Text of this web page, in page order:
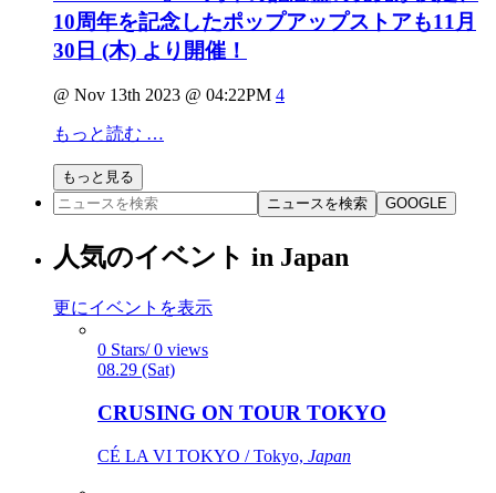
10周年を記念したポップアップストアも11月
30日 (木) より開催！
@ Nov 13th 2023 @ 04:22PM 4
もっと読む …
もっと見る
ニュースを検索
GOOGLE
人気のイベント in Japan
更にイベントを表示
0 Stars/ 0 views
08.29 (Sat)
CRUSING ON TOUR TOKYO
CÉ LA VI TOKYO / Tokyo, Japan